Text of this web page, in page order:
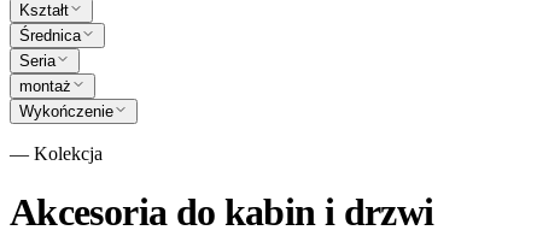
Kształt
Średnica
Seria
montaż
Wykończenie
— Kolekcja
Akcesoria do kabin i drzwi